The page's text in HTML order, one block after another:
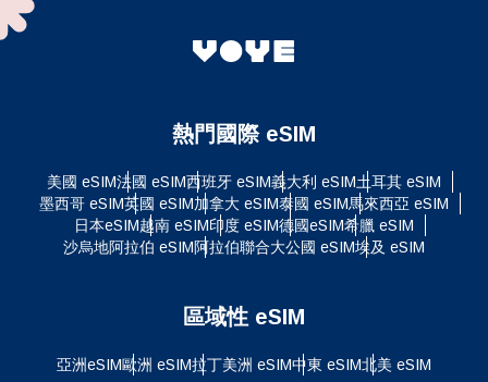
熱門國際 eSIM
美國 eSIM法國 eSIM西班牙 eSIM義大利 eSIM土耳其 eSIM
墨西哥 eSIM英國 eSIM加拿大 eSIM泰國 eSIM馬來西亞 eSIM
日本eSIM越南 eSIM印度 eSIM德國eSIM希臘 eSIM
沙烏地阿拉伯 eSIM阿拉伯聯合大公國 eSIM埃及 eSIM
區域性 eSIM
亞洲eSIM歐洲 eSIM拉丁美洲 eSIM中東 eSIM北美 eSIM